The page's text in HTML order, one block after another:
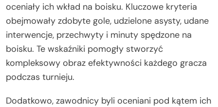
oceniały ich wkład na boisku. Kluczowe kryteria
obejmowały zdobyte gole, udzielone asysty, udane
interwencje, przechwyty i minuty spędzone na
boisku. Te wskaźniki pomogły stworzyć
kompleksowy obraz efektywności każdego gracza
podczas turnieju.
Dodatkowo, zawodnicy byli oceniani pod kątem ich